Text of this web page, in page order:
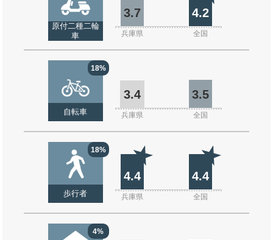
原付二種二輪
車
3.7 4.2
兵庫県 全国
18%
自転車
3.4 3.5
兵庫県 全国
18%
歩行者
4.4 4.4
兵庫県 全国
4%